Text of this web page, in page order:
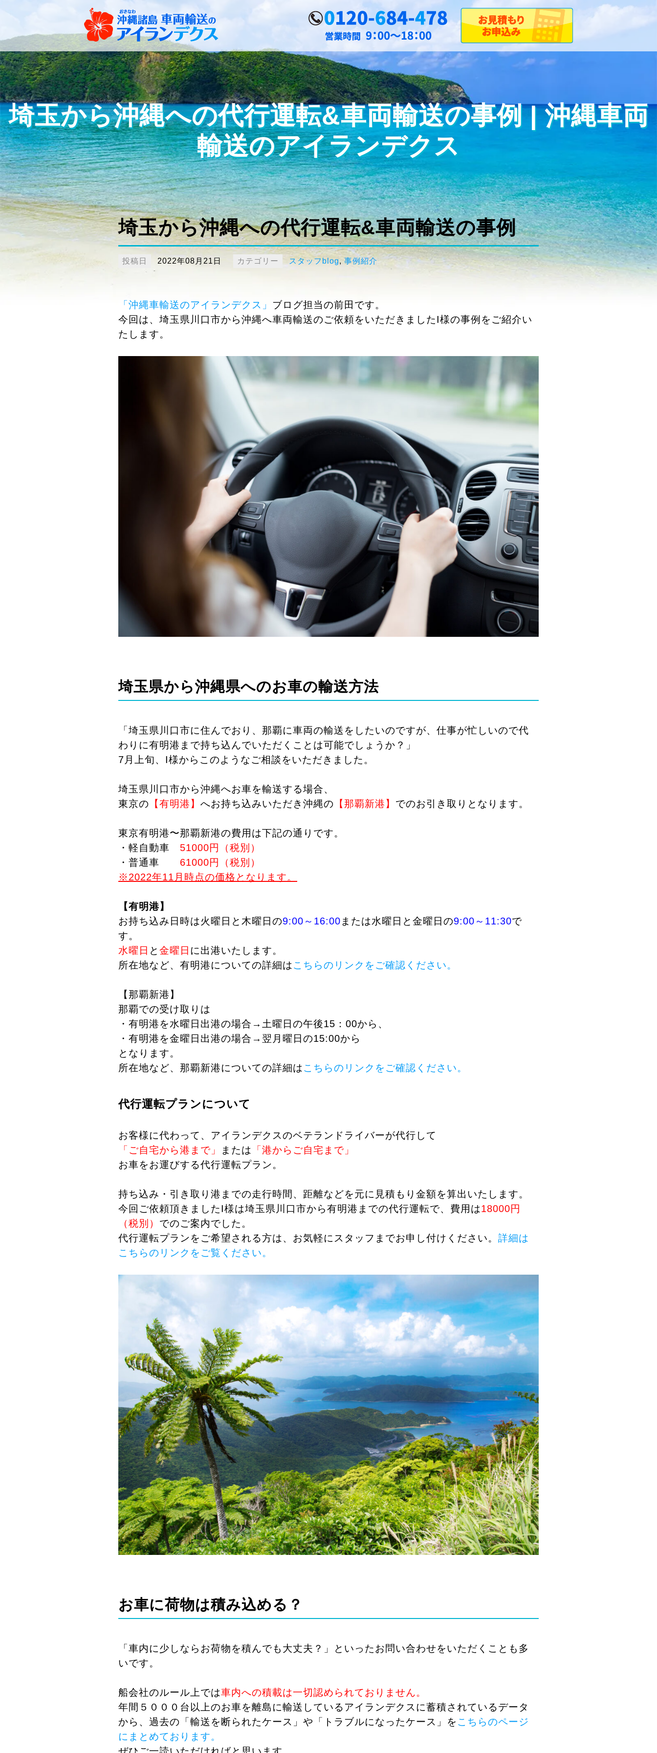
埼玉から沖縄への代行運転&車両輸送の事例 | 沖縄車両
輸送のアイランデクス
埼玉から沖縄への代行運転&車両輸送の事例
投稿日 2022年08月21日 カテゴリー スタッフblog, 事例紹介
「沖縄車輸送のアイランデクス」 ブログ担当の前田です。
今回は、埼玉県川口市から沖縄へ車両輸送のご依頼をいただきましたI様の事例をご紹介い
たします。
埼玉県から沖縄県へのお車の輸送方法
「埼玉県川口市に住んでおり、那覇に車両の輸送をしたいのですが、仕事が忙しいので代
わりに有明港まで持ち込んでいただくことは可能でしょうか？」
7月上旬、I様からこのようなご相談をいただきました。
埼玉県川口市から沖縄へお車を輸送する場合、
東京の 【有明港】 へお持ち込みいただき沖縄の 【那覇新港】 でのお引き取りとなります。
東京有明港〜那覇新港の費用は下記の通りです。
・軽自動車 51000円（税別）
・普通車 61000円（税別）
※2022年11月時点の価格となります。
【有明港】
お持ち込み日時は火曜日と木曜日の9:00～16:00 または水曜日と金曜日の9:00～11:30で
す。
水曜日 と 金曜日 に出港いたします。
所在地など、有明港についての詳細は こちらのリンクをご確認ください。
【那覇新港】
那覇での受け取りは
・有明港を水曜日出港の場合→土曜日の午後15：00から、
・有明港を金曜日出港の場合→翌月曜日の15:00から
となります。
所在地など、那覇新港についての詳細は こちらのリンクをご確認ください。
代行運転プランについて
お客様に代わって、アイランデクスのベテランドライバーが代行して
「ご自宅から港まで」
または
「港からご自宅まで」
お車をお運びする代行運転プラン。
持ち込み・引き取り港までの走行時間、距離などを元に見積もり金額を算出いたします。
今回ご依頼頂きましたI様は埼玉県川口市から有明港までの代行運転で、費用は18000円
（税別） でのご案内でした。
代行運転プランをご希望される方は、お気軽にスタッフまでお申し付けください。 詳細は
こちらのリンクをご覧ください。
お車に荷物は積み込める？
「車内に少しならお荷物を積んでも大丈夫？」といったお問い合わせをいただくことも多
いです。
船会社のルール上では車内への積載は一切認められておりません。
年間５０００台以上のお車を離島に輸送しているアイランデクスに蓄積されているデータ
から、過去の「輸送を断られたケース」や「トラブルになったケース」を こちらのページ
にまとめております。